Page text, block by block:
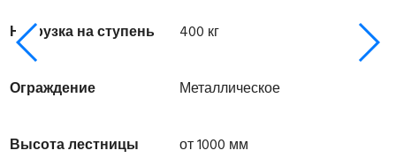
Нагрузка на ступень 400 кг
Ограждение Металлическое
Высота лестницы от 1000 мм